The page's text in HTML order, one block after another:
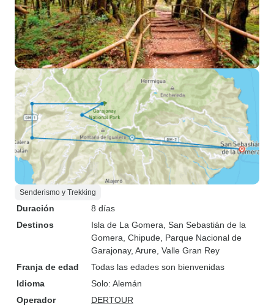
Senderismo y Trekking
Duración
8 días
Destinos
Isla de La Gomera , San Sebastián de la
Gomera , Chipude , Parque Nacional de
Garajonay, Arure , Valle Gran Rey
Franja de edad
Todas las edades son bienvenidas
Idioma
Solo: Alemán
Operador
DERTOUR